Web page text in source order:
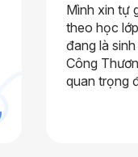
Mình xin tự
theo học
đang là
Công
quan trọng